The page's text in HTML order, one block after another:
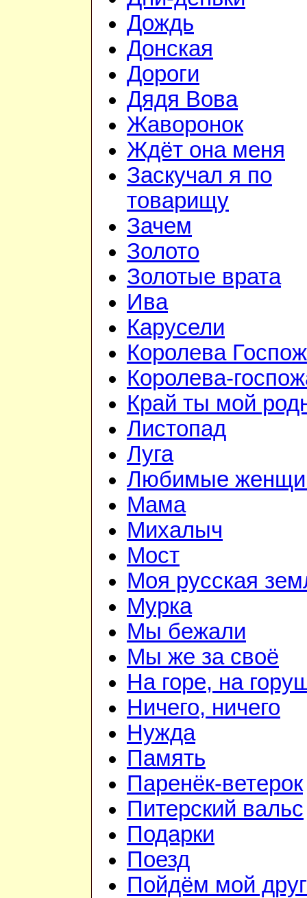
Дождь
Донская
Дороги
Дядя Вова
Жаворонок
Ждёт она меня
Заскучал я по
товарищу
Зачем
Золото
Золотые врата
Ива
Карусели
Королева
Королева-
Край ты мой
Листопад
Луга
Любимые
Мама
Михалыч
Мост
Моя русская
Мурка
Мы бежали
Мы же за своё
На горе, на
Ничего, ничего
Нужда
Память
Паренёк-ветерок
Питерский вальс
Подарки
Поезд
Пойдём мой